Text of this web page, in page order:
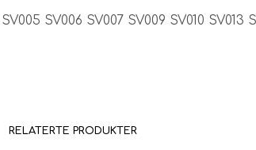
SV006 SV007 SV009 SV010 SV013
RELATERTE PRODUKTER